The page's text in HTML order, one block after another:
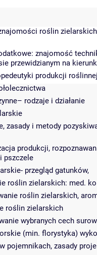
roślin
znajomość
przewidzianym na
produkcji
rodzaje i działanie
zasady i metody
produkcji,
pszczele
przegląd gatunków,
roślin zielarskich: med.
roślin zielarskich,
roślin zielarskich
wybranych cech
(min. florystyka)
w pojemnikach, zasady